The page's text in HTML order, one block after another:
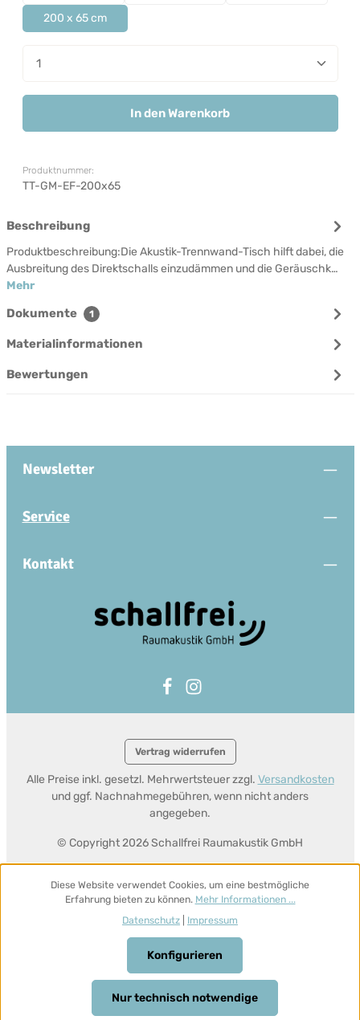
200 x 65 cm
Produkt Anzahl: Gib den gewünschten Wert ein
In den Warenkorb
Produktnummer:
TT-GM-EF-200x65
Beschreibung
Produktbeschreibung:Die Akustik-Trennwand-Tisch hilft dabei, die
Ausbreitung des Direktschalls einzudämmen und die Geräuschk…
Mehr
Dokumente 1
Materialinformationen
Bewertungen
Newsletter
Service
Kontakt
Vertrag widerrufen
© Copyright 2026 Schallfrei Raumakustik GmbH
Alle Preise inkl. gesetzl. Mehrwertsteuer zzgl. Versandkosten
und ggf. Nachnahmegebühren, wenn nicht anders
angegeben.
Diese Website verwendet Cookies, um eine bestmögliche
Erfahrung bieten zu können. Mehr Informationen ...
Datenschutz
Impressum
Nur technisch notwendige
Konfigurieren